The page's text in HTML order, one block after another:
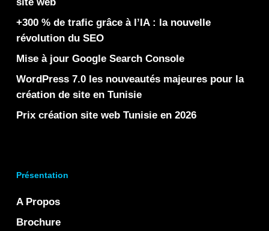
+300 % de trafic grâce à l’IA : la nouvelle
révolution du SEO
Mise à jour Google Search Console
WordPress 7.0 les nouveautés majeures pour la
création de site en Tunisie
Prix création site web Tunisie en 2026
Présentation
A Propos
Brochure